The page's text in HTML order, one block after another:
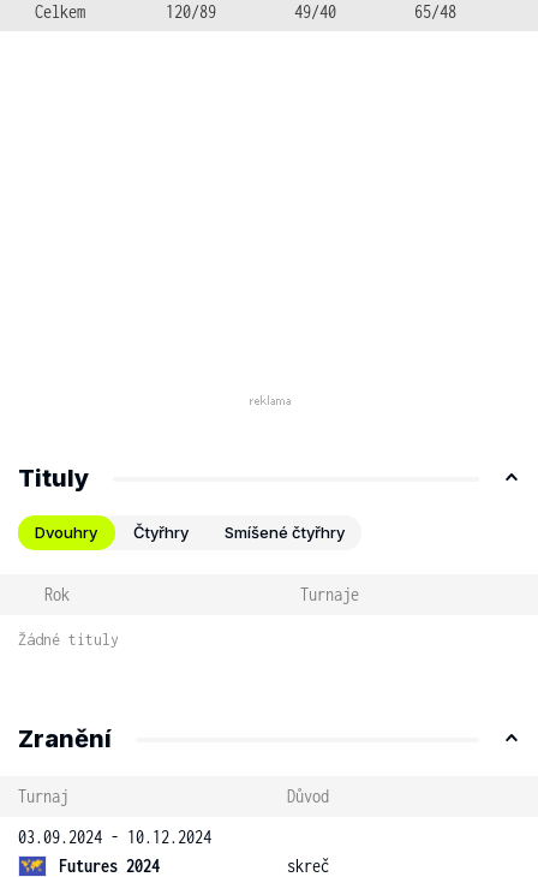
Celkem 120/89 49/40 65/48
Tituly
Dvouhry Čtyřhry Smíšené čtyřhry
Rok Turnaje
Žádné tituly
Zranění
Turnaj
Důvod
03.09.2024 - 10.12.2024
Futures 2024
skreč